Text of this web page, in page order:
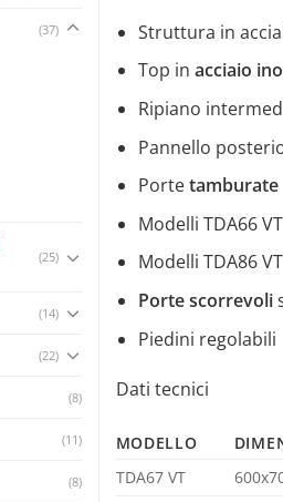
(37)
(25)
(14)
(22)
(8)
(11)
(8)
Struttura in
Top inacciaio
Ripiano
Pannello
Portetamburate
Modelli TDA66
Modelli TDA86
Porte scorrevoli
Piedini regolabili
Dati tecnici
MODELLO
TDA67 VT